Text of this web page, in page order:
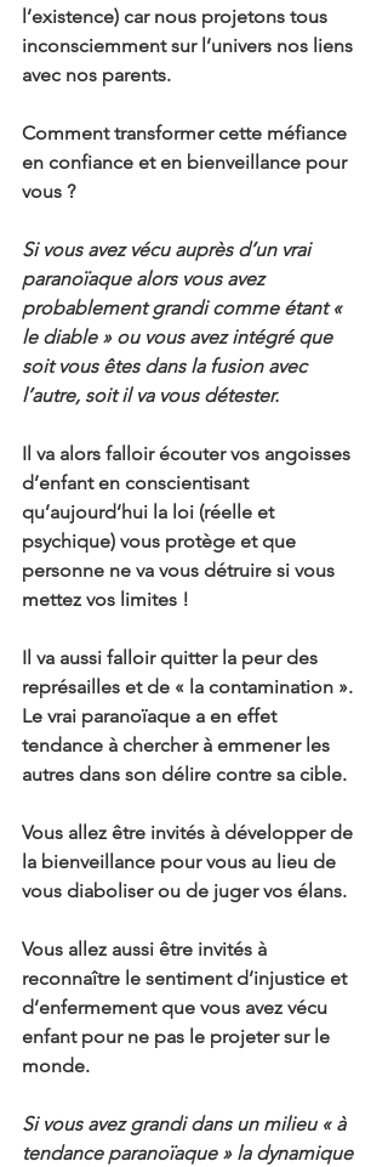
l’existence) car nous projetons tous
inconsciemment sur l’univers nos liens
avec nos parents.
Comment transformer cette méfiance
en confiance et en bienveillance pour
vous ?
Si vous avez vécu auprès d’un vrai
paranoïaque alors vous avez
probablement grandi comme étant «
le diable » ou vous avez intégré que
soit vous êtes dans la fusion avec
l’autre, soit il va vous détester.
Il va alors falloir écouter vos angoisses
d’enfant en conscientisant
qu’aujourd’hui la loi (réelle et
psychique) vous protège et que
personne ne va vous détruire si vous
mettez vos limites !
Il va aussi falloir quitter la peur des
représailles et de « la contamination ».
Le vrai paranoïaque a en effet
tendance à chercher à emmener les
autres dans son délire contre sa cible.
Vous allez être invités à développer de
la bienveillance pour vous au lieu de
vous diaboliser ou de juger vos élans.
Vous allez aussi être invités à
reconnaître le sentiment d’injustice et
d’enfermement que vous avez vécu
enfant pour ne pas le projeter sur le
monde.
Si vous avez grandi dans un milieu « à
tendance paranoïaque » la dynamique